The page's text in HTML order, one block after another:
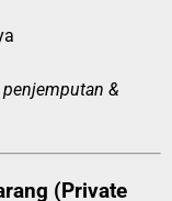
&
(Private